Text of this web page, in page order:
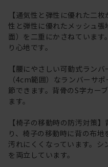
【通気性と弾性に優れた二
性と弾性に優れたメッシュ
面）を二重にかさねていま
り心地です。
【腰にやさしい可動式ラン
（4cm範囲）なランバーサ
節できます。背骨のS字カー
ます。
【椅子の移動時の防汚対策
り、椅子の移動時に背の布
汚れにくくなっています。
を両立しています。